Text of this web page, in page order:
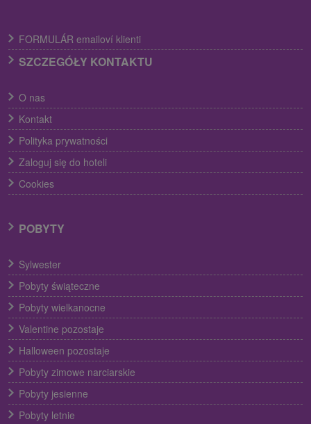
FORMULÁR emailoví klienti
SZCZEGÓŁY KONTAKTU
O nas
Kontakt
Polityka prywatności
Zaloguj się do hoteli
Cookies
POBYTY
Sylwester
Pobyty świąteczne
Pobyty wielkanocne
Valentine pozostaje
Halloween pozostaje
Pobyty zimowe narciarskie
Pobyty jesienne
Pobyty letnie